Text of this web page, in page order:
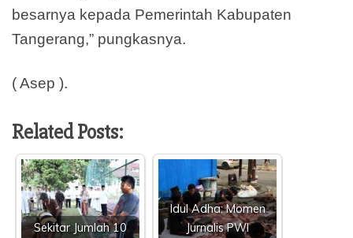
besarnya kepada Pemerintah Kabupaten
Tangerang,” pungkasnya.
( Asep ).
Related Posts:
Sekitar Jumlah 10
Idul Adha: Momen
Jurnalis PWI